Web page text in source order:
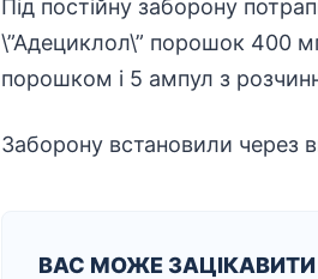
Під постійну заборону
\”Адециклол\” порошок 400
порошком і 5 ампул з
Заборону встановили через
ВАС МОЖЕ ЗАЦІКАВИТИ